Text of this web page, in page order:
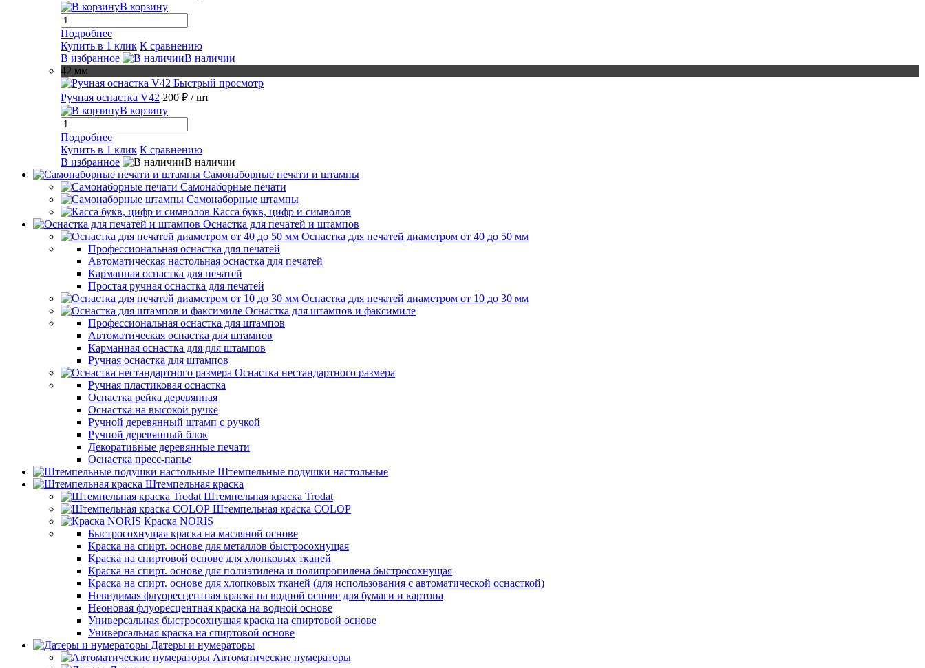
В корзину
Подробнее
Купить в 1 клик К сравнению
В избранное
В наличии
42 мм
Быстрый просмотр
Ручная оснастка V42 200 ₽ / шт
В корзину
Подробнее
Купить в 1 клик К сравнению
В избранное
В наличии
Самонаборные печати и штампы
Самонаборные печати
Самонаборные штампы
Касса букв, цифр и символов
Оснастка для печатей и штампов
Оснастка для печатей диаметром от 40 до 50 мм
Профессиональная оснастка для печатей
Автоматическая настольная оснастка для печатей
Карманная оснастка для печатей
Простая ручная оснастка для печатей
Оснастка для печатей диаметром от 10 до 30 мм
Оснастка для штампов и факсимиле
Профессиональная оснастка для штампов
Автоматическая оснастка для штампов
Карманная оснастка для для штампов
Ручная оснастка для штампов
Оснастка нестандартного размера
Ручная пластиковая оснастка
Оснастка рейка деревянная
Оснастка на высокой ручке
Ручной деревянный штамп с ручкой
Ручной деревянный блок
Декоративные деревянные печати
Оснастка пресс-папье
Штемпельные подушки настольные
Штемпельная краска
Штемпельная краска Trodat
Штемпельная краска COLOP
Краска NORIS
Быстросохнущая краска на масляной основе
Краска на спирт. основе для металлов быстросохнущая
Краска на спиртовой основе для хлопковых тканей
Краска на спирт. основе для полиэтилена и полипропилена быстросохнущая
Краска на спирт. основе для хлопковых тканей (для использования с автоматической оснасткой)
Невидимая флуоресцентная краска на водной основе для бумаги и картона
Неоновая флуоресцентная краска на водной основе
Универсальная быстросохнущая краска на спиртовой основе
Универсальная краска на спиртовой основе
Датеры и нумераторы
Автоматические нумераторы